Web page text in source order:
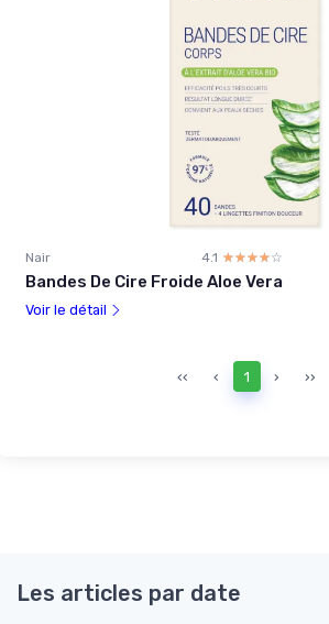
Nair 4.1 ☆☆☆☆☆
★★★★★
Bandes De Cire Froide Aloe Vera
Voir le détail
‹‹ ‹ 1 › ››
Les articles par date